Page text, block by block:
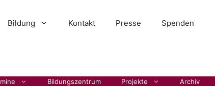
Bildung Kontakt Presse Spenden
Bildungszentrum Projekte Archiv